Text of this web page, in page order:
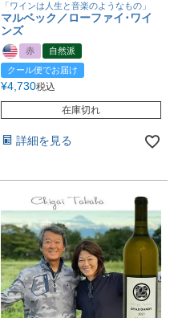
「ワインは人生と音楽のようなもの」
マルベック／ローファイ･ワイ
ンズ
赤
自然派
クール便でお届け
¥4,730税込
在庫切れ
詳細を見る